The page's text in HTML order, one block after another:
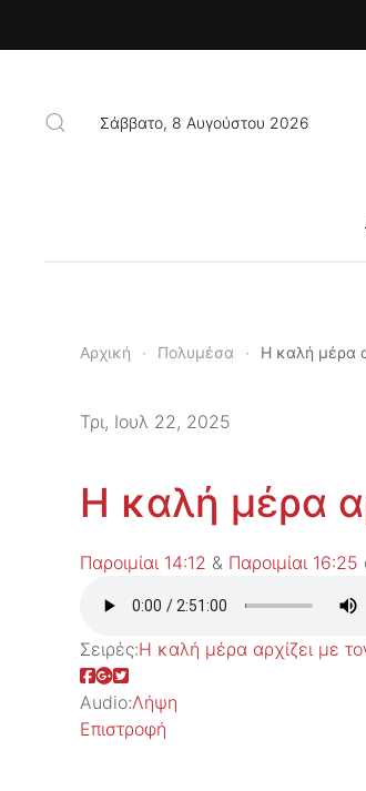
Σάββατο, 8 Αυγούστου 2026
Αρχική Πολυμέσα Η καλή μέρα
Τρι, Ιουλ 22, 2025
Η καλή μέρα
Παροιμίαι 14:12 & Παροιμίαι 16:25
Σειρές:Η καλή μέρα αρχίζει με
Audio:Λήψη
Επιστροφή